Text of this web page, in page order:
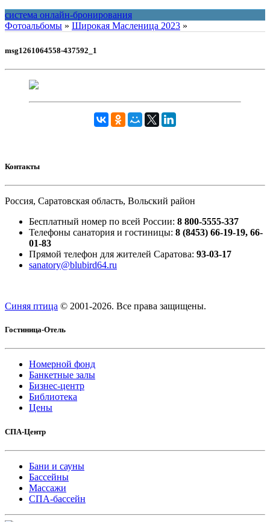
система онлайн-бронирования
Фотоальбомы » Широкая Масленица 2023 »
msg1261064558-437592_1
Контакты
Россия, Саратовская область, Вольский район
Бесплатный номер по всей России: 8 800-5555-337
Телефоны санатория и гостиницы: 8 (8453) 66-19-19, 66-
01-83
Прямой телефон для жителей Саратова: 93-03-17
sanatory@blubird64.ru
Синяя птица © 2001-2026. Все права защищены.
Гостиница-Отель
Номерной фонд
Банкетные залы
Бизнес-центр
Библиотека
Цены
СПА-Центр
Бани и сауны
Бассейны
Массажи
СПА-бассейн